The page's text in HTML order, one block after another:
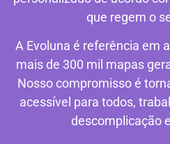
que regem o
A Evoluna é referência em
mais de 300 mil mapas
Nosso compromisso é
acessível para todos,
descomplicação